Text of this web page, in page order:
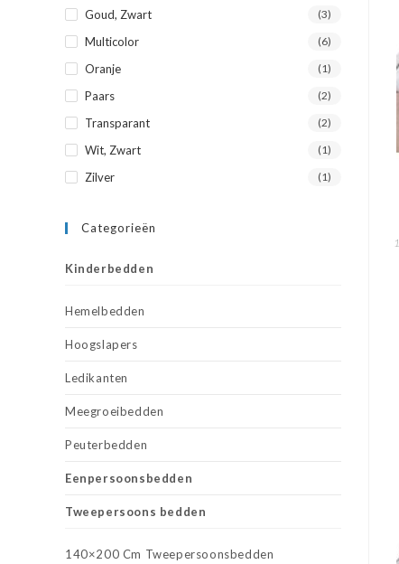
Goud, Zwart (3)
Multicolor (6)
Oranje (1)
Paars (2)
Transparant (2)
Wit, Zwart (1)
Zilver (1)
Categorieën
Kinderbedden
Hemelbedden
Hoogslapers
Ledikanten
Meegroeibedden
Peuterbedden
Eenpersoonsbedden
Tweepersoons bedden
140×200 Cm Tweepersoonsbedden